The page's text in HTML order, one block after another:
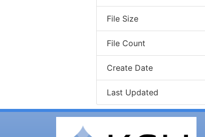
File Size
File Count
Create Date
Last Updated